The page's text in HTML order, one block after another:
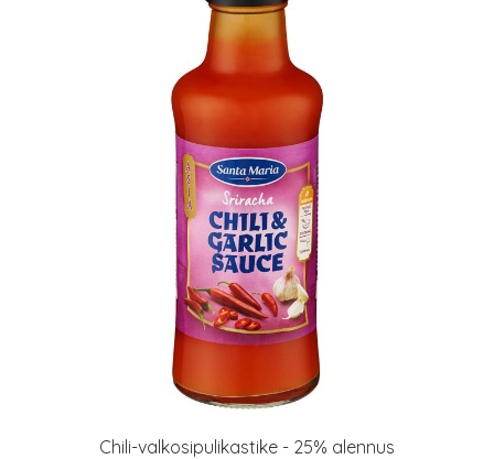
Chili-valkosipulikastike - 25% alennus